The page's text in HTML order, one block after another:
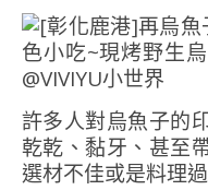
許多人對烏魚子的
乾乾、黏牙、甚至
選材不佳或是料理過